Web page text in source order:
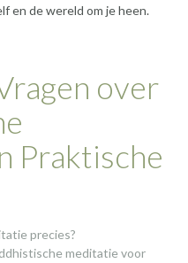
en de wereld om je heen.
over
Praktische
precies?
meditatie voor